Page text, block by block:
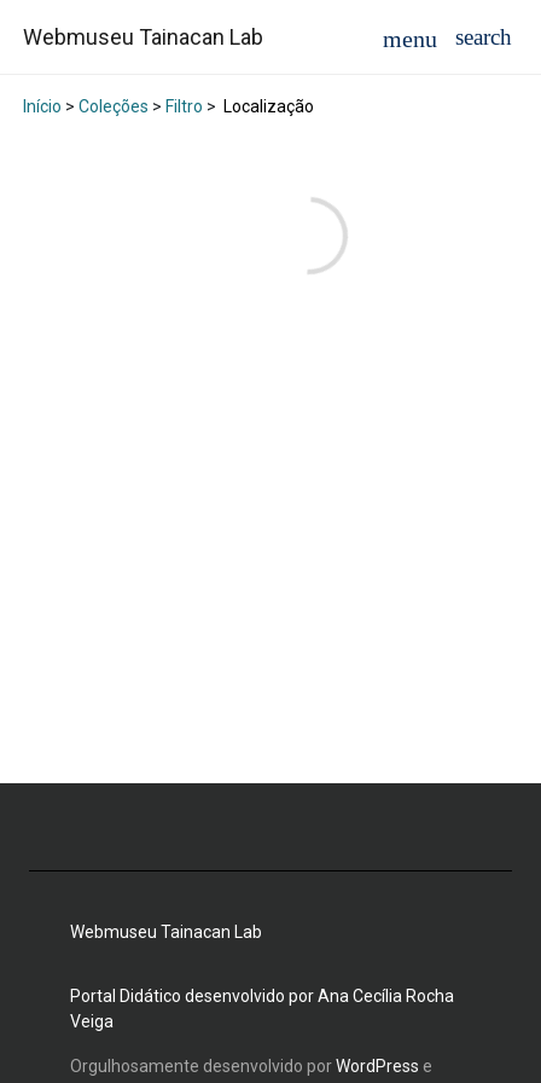
Webmuseu Tainacan Lab
Início > Coleções > Filtro > Localização
Webmuseu Tainacan Lab
Portal Didático desenvolvido por Ana Cecília Rocha
Veiga
Orgulhosamente desenvolvido porWordPress e